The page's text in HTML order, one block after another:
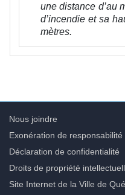
une distance d’au
d’incendie et sa
mètres.
Nous joindre
Exonération de responsabilité
Déclaration de confidentialité
Droits de propriété
Site Internet de la Ville de